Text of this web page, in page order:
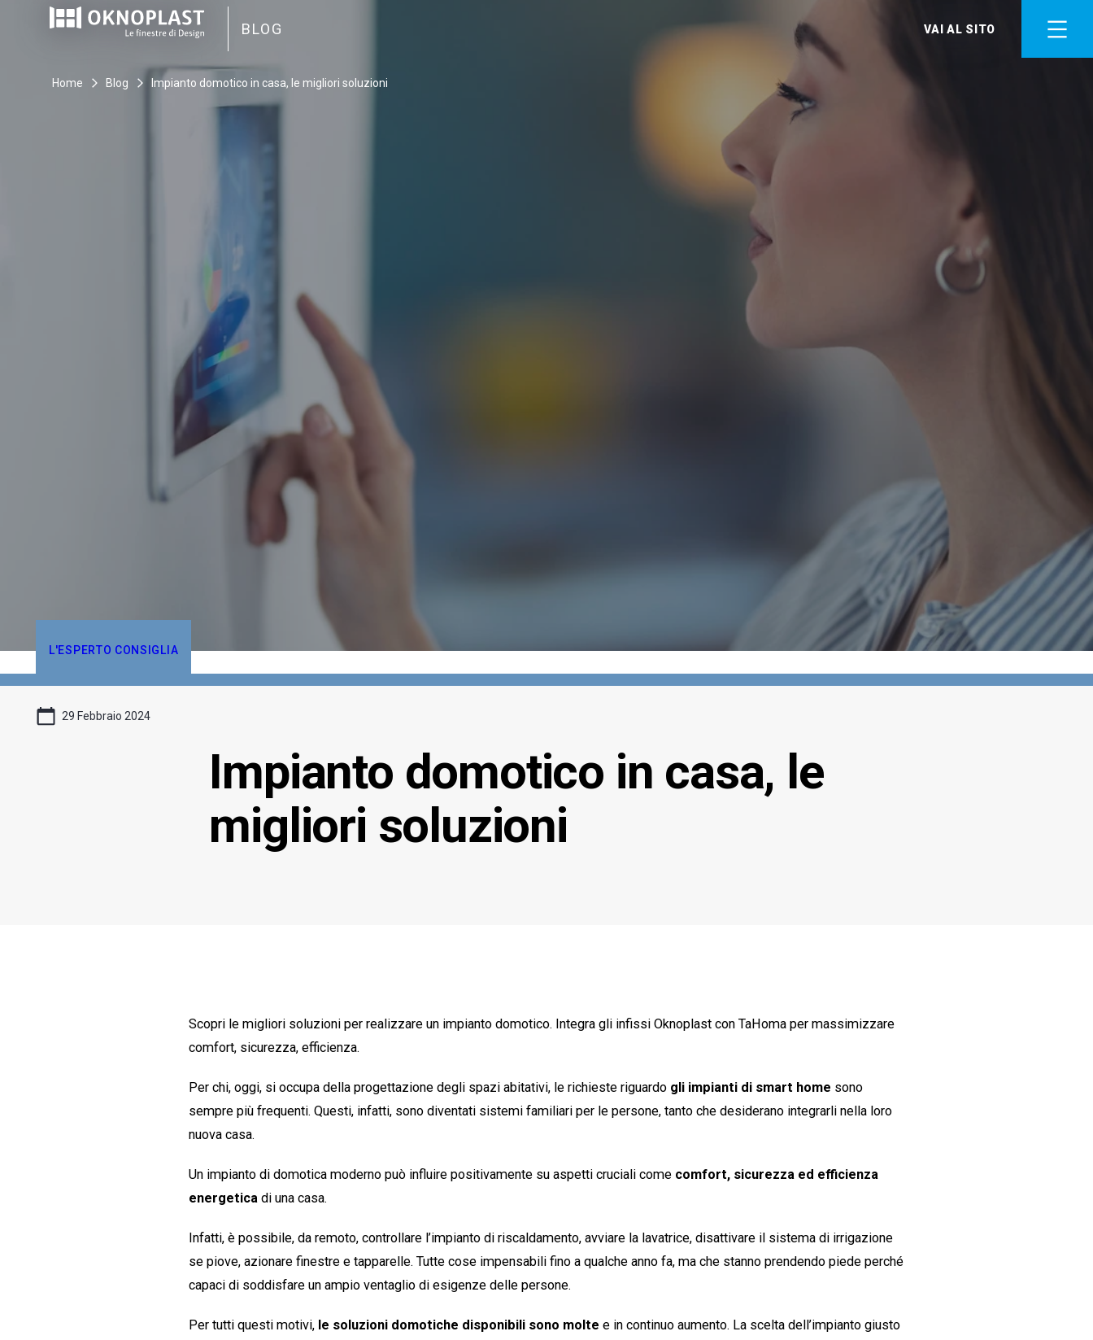
BLOG VAI AL SITO
Home Blog Impianto domotico in casa, le migliori soluzioni
L'ESPERTO CONSIGLIA
29 Febbraio 2024
Impianto domotico in casa, le
migliori soluzioni
Scopri le migliori soluzioni per realizzare un impianto domotico. Integra gli infissi Oknoplast con TaHoma per massimizzare
comfort, sicurezza, efficienza.
Per chi, oggi, si occupa della progettazione degli spazi abitativi, le richieste riguardo gli impianti di smart home sono
sempre più frequenti. Questi, infatti, sono diventati sistemi familiari per le persone, tanto che desiderano integrarli nella loro
nuova casa.
Un impianto di domotica moderno può influire positivamente su aspetti cruciali come comfort, sicurezza ed efficienza
energetica di una casa.
Infatti, è possibile, da remoto, controllare l’impianto di riscaldamento, avviare la lavatrice, disattivare il sistema di irrigazione
se piove, azionare finestre e tapparelle. Tutte cose impensabili fino a qualche anno fa, ma che stanno prendendo piede perché
capaci di soddisfare un ampio ventaglio di esigenze delle persone.
Per tutti questi motivi, le soluzioni domotiche disponibili sono molte e in continuo aumento. La scelta dell’impianto giusto